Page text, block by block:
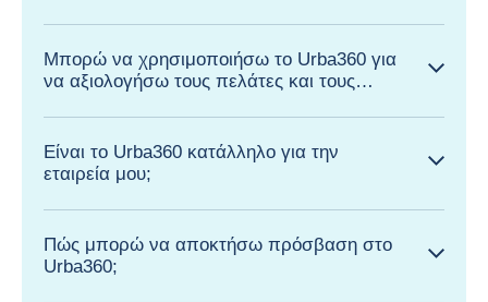
Μπορώ να χρησιμοποιήσω το Urba360 για
να αξιολογήσω τους πελάτες και τους
Είναι το Urba360 κατάλληλο για την
εταιρεία μου;
Πώς μπορώ να αποκτήσω πρόσβαση στο
Urba360;